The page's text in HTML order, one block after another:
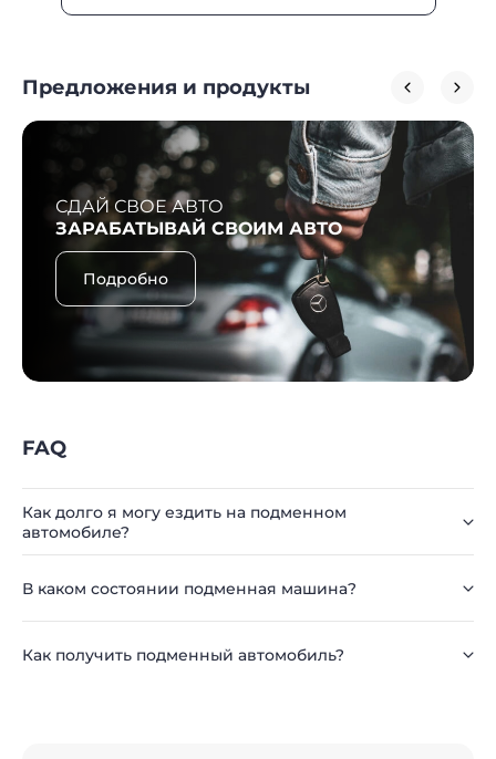
Предложения и продукты
СДАЙ СВОЕ АВТО
ЗАРАБАТЫВАЙ СВОИМ АВТО
Подробно
FAQ
Как долго я могу ездить на подменном
автомобиле?
В каком состоянии подменная машина?
Как получить подменный автомобиль?